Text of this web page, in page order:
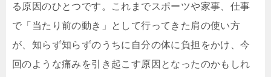
る原因のひとつです。これまでスポーツや家事、仕事
で「当たり前の動き」として行ってきた肩の使い方
が、知らず知らずのうちに自分の体に負担をかけ、今
回のような痛みを引き起こす原因となったのかもしれ